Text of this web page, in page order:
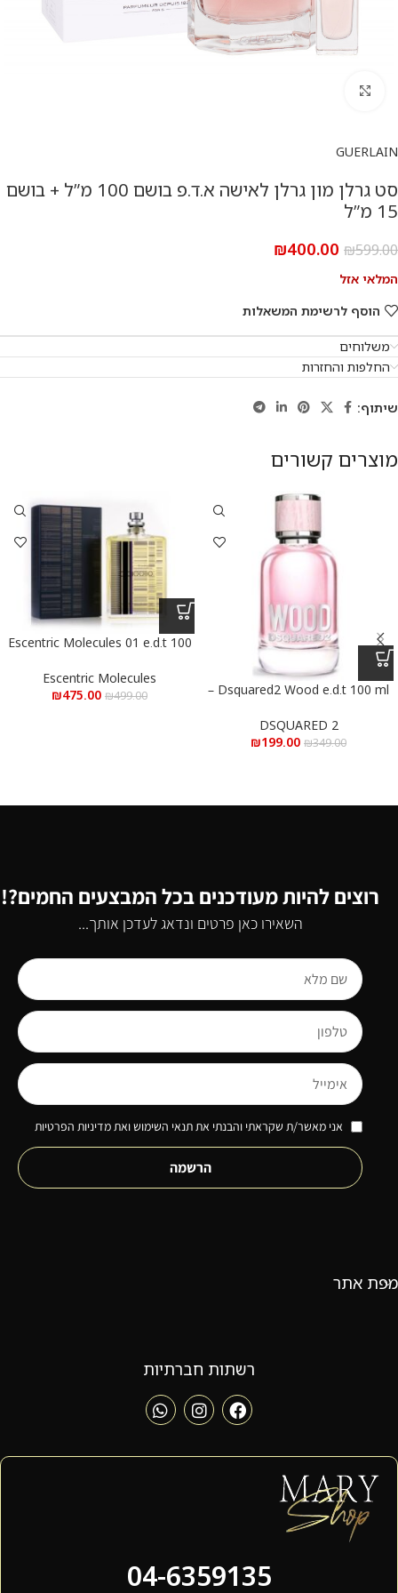
GUERLAIN
סט גרלן מון גרלן לאישה א.ד.פ בושם 100 מ”ל + בושם
15 מ”ל
₪599.00
₪400.00
המלאי אזל
הוסף לרשימת המשאלות
משלוחים
החלפות והחזרות
שיתוף:
מוצרים קשורים
Dsquared2 Wood e.d.t 100 ml –
DSQUARED 2
₪349.00
₪199.00
Escentric Molecules 01 e.d.t 100
א.ד.ט 100 מ”ל
Escentric Molecules
₪499.00
₪475.00
רוצים להיות מעודכנים בכל המבצעים החמים?!
השאירו כאן פרטים ונדאג לעדכן אותך...
אני מאשר/ת שקראתי והבנתי את תנאי השימוש ואת מדיניות הפרטיות
הרשמה
מפת אתר
רשתות חברתיות
04-6359135